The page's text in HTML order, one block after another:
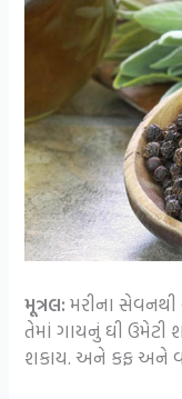
મૂત્રલ:મરીના સેવનથી
તેમાં ગાયનું ઘી ઉમેટી
શકાય. અને કફ અને